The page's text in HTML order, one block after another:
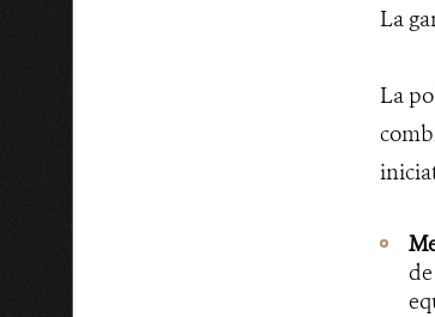
La
La